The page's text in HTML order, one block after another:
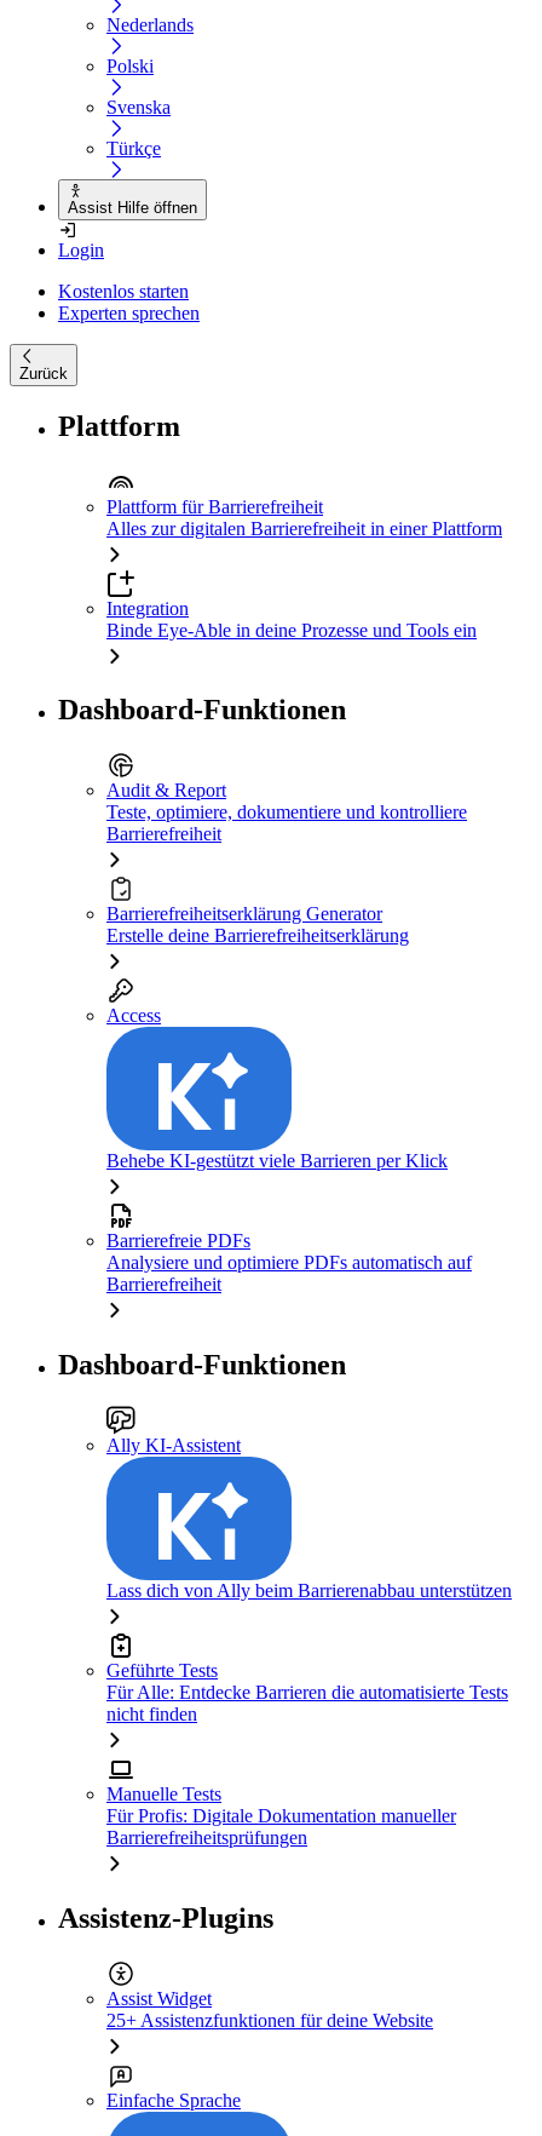
Nederlands
Polski
Svenska
Türkçe
Assist Hilfe öffnen
Login
Kostenlos starten
Experten sprechen
Zurück
Plattform
Plattform für Barrierefreiheit
Alles zur digitalen Barrierefreiheit in einer Plattform
Integration
Binde Eye-Able in deine Prozesse und Tools ein
Dashboard-Funktionen
Audit & Report
Teste, optimiere, dokumentiere und kontrolliere
Barrierefreiheit
Barrierefreiheitserklärung Generator
Erstelle deine Barrierefreiheitserklärung
Access
Behebe KI-gestützt viele Barrieren per Klick
Barrierefreie PDFs
Analysiere und optimiere PDFs automatisch auf
Barrierefreiheit
Dashboard-Funktionen
Ally KI-Assistent
Lass dich von Ally beim Barrierenabbau unterstützen
Geführte Tests
Für Alle: Entdecke Barrieren die automatisierte Tests
nicht finden
Manuelle Tests
Für Profis: Digitale Dokumentation manueller
Barrierefreiheitsprüfungen
Assistenz-Plugins
Assist Widget
25+ Assistenzfunktionen für deine Website
Einfache Sprache